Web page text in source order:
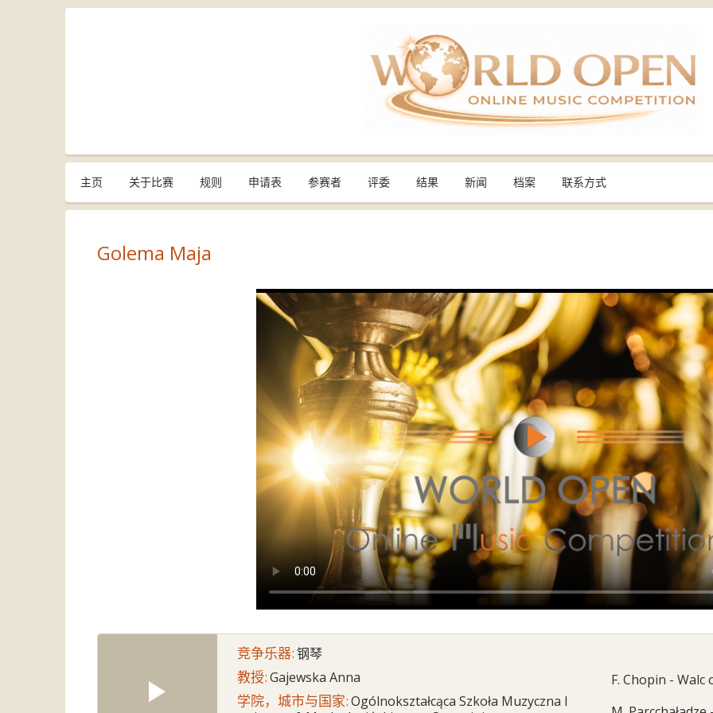
主页 关于比赛 规则 申请表 参赛者 评委 结果 新闻 档案 联系方式
Golema Maja
竞争乐器:钢琴
教授:Gajewska Anna
学院，城市与国家:Ogólnokształcąca Szkoła Muzyczna I
F. Chopin - Walc